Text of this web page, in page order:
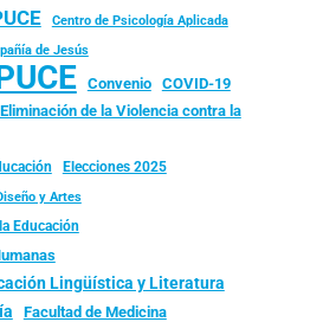
Centro de Psicología Aplicada
de Jesús
Convenio
COVID-19
de la Violencia contra la
Elecciones 2025
y Artes
Educación
Lingüística y Literatura
Facultad de Medicina